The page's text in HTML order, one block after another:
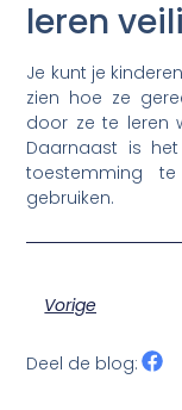
leren
Je kunt je
zien hoe ze
door ze te leren
Daarnaast is
toestemming
gebruiken.
Vorige
Deel de blog: